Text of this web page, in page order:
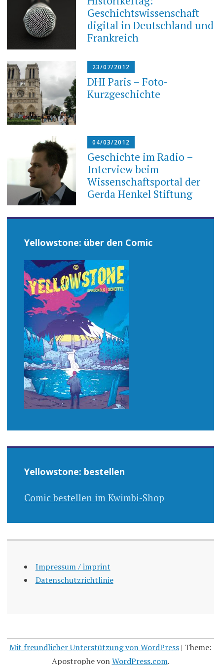
Geschichtswissenschaft
digital in Deutschland und
Frankreich
23/07/2012
DHI Paris – Foto-
Kurzgeschichte
04/03/2012
Geschichte im Radio –
Interview beim
Wissenschaftsportal der
Gerda Henkel Stiftung
Yellowstone: über den Comic
Yellowstone: bestellen
Comic bestellen im Kwimbi-Shop
Impressum / imprint
Datenschutzrichtlinie
Mit freundlicher Unterstützung von WordPress | Theme:
Apostrophe vonWordPress.com.